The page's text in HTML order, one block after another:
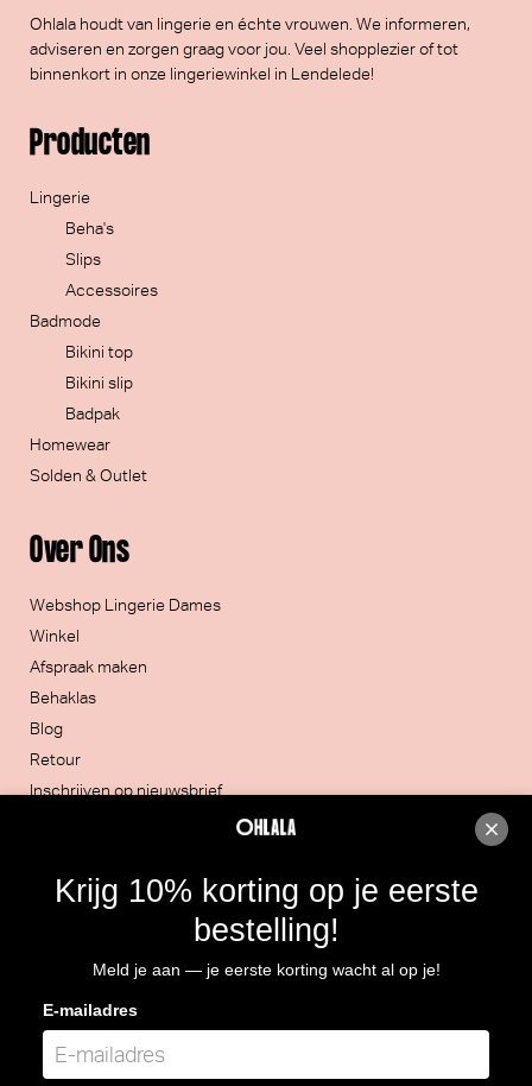
Ohlala houdt van lingerie en échte vrouwen. We informeren,
adviseren en zorgen graag voor jou. Veel shopplezierof tot
binnenkort in onze lingeriewinkel in Lendelede!
Over Ons
Webshop Lingerie Dames
Winkel
Afspraak maken
Behaklas
Blog
Retour
Inschrijven op nieuwsbrief
Producten
Lingerie
Beha's
Slips
Accessoires
Badmode
Bikini top
Bikini slip
Badpak
Homewear
Solden & Outlet
051/30.32.20
Routebeschrijving
Krijg 10% korting op je eerste
bestelling!
Meld je aan — je eerste korting wacht al op je!
E-mailadres